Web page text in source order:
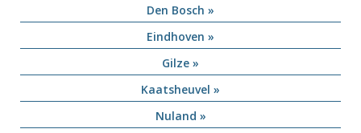
Den Bosch »
Eindhoven »
Gilze »
Kaatsheuvel »
Nuland »